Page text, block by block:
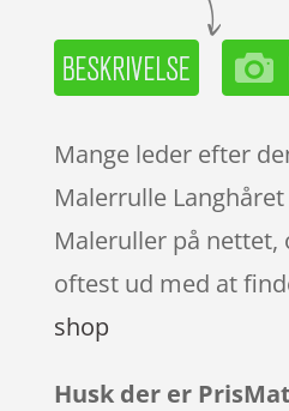
Mange leder efter
Malerrulle Langhåret
Maleruller på nettet,
oftest ud med at
shop
Husk der er